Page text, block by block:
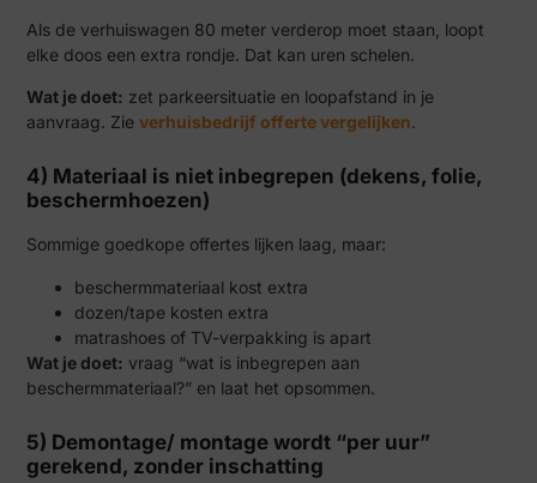
Als de verhuiswagen 80 meter verderop moet staan, loopt
elke doos een extra rondje. Dat kan uren schelen.
Wat je doet: zet parkeersituatie en loopafstand in je
aanvraag. Zieverhuisbedrijf offerte vergelijken.
4) Materiaal is niet inbegrepen (dekens, folie,
beschermhoezen)
Sommige goedkope offertes lijken laag, maar:
beschermmateriaal kost extra
dozen/tape kosten extra
matrashoes of TV-verpakking is apart
Wat je doet: vraag “wat is inbegrepen aan
beschermmateriaal?” en laat het opsommen.
5) Demontage/ montage wordt “per uur”
gerekend, zonder inschatting